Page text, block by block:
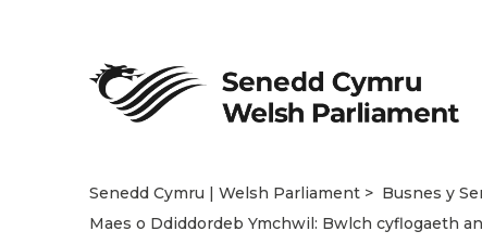
Senedd Cymru | Welsh Parliament Busnes y
Maes o Ddiddordeb Ymchwil: Bwlch cyflogaeth